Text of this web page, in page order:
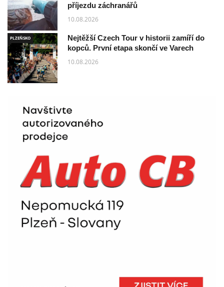
příjezdu záchranářů
10.08.2026
PLZEŇSKO
Nejtěžší Czech Tour v historii zamíří do
kopců. První etapa skončí ve Varech
10.08.2026